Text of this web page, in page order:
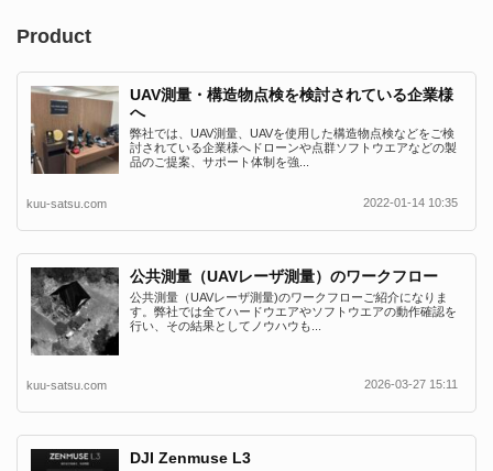
Product
UAV測量・構造物点検を検討されている企業様
へ
弊社では、UAV測量、UAVを使用した構造物点検などをご検
討されている企業様へドローンや点群ソフトウエアなどの製
品のご提案、サポート体制を強...
kuu-satsu.com 2022-01-14 10:35
公共測量（UAVレーザ測量）のワークフロー
公共測量（UAVレーザ測量)のワークフローご紹介になりま
す。弊社では全てハードウエアやソフトウエアの動作確認を
行い、その結果としてノウハウも...
kuu-satsu.com 2026-03-27 15:11
DJI Zenmuse L3